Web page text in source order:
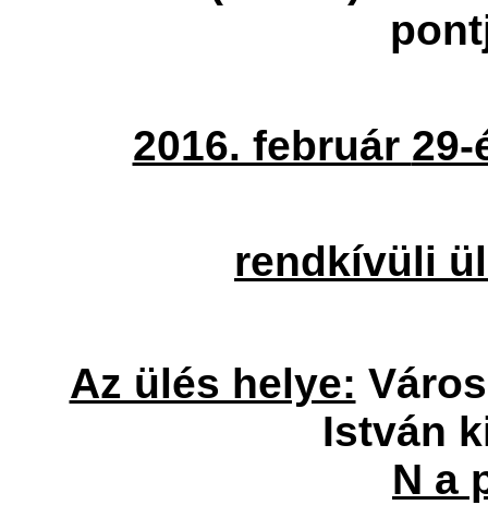
2016. február 29-
rendkívüli
Az ülés helye:
István
N a